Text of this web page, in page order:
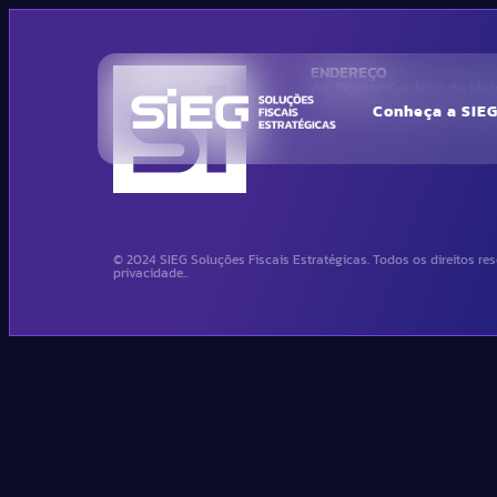
Conheça a SIEG
ENDEREÇO
Bairro Vila Olimpia – São
© 2024 SIEG Soluções Fiscais Estratégicas. Todos os direitos
privacidade..